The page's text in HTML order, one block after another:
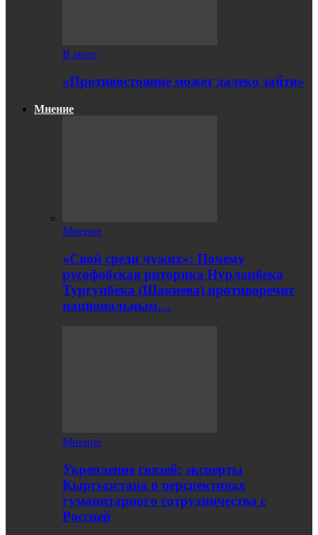
В мире
«Противостояние может далеко зайти»
Мнение
Мнение
«Свой среди чужих»: Почему
русофобская риторика Нурланбека
Тургунбека (Шакиева) противоречит
национальным…
Мнение
Укрепление связей: эксперты
Кыргызстана о перспективах
гуманитарного сотрудничества с
Россией